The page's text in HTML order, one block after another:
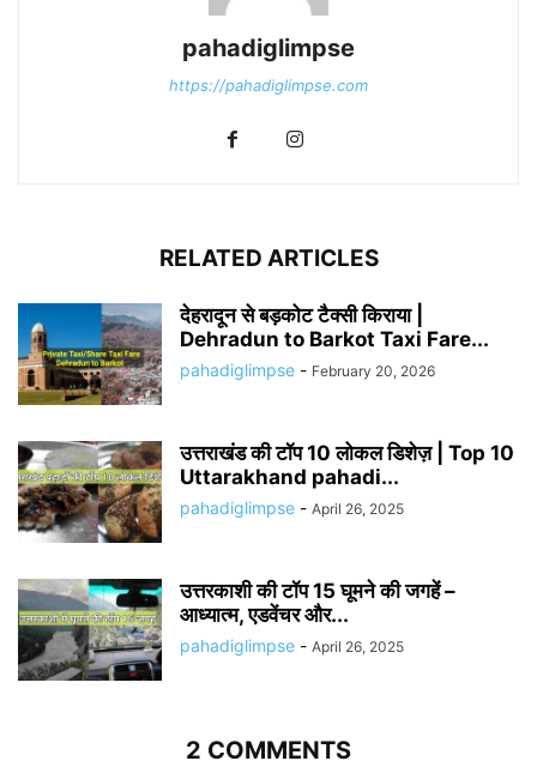
pahadiglimpse
https://pahadiglimpse.com
RELATED ARTICLES
देहरादून से बड़कोट टैक्सी किराया |
Dehradun to Barkot Taxi Fare...
pahadiglimpse - February 20, 2026
उत्तराखंड की टॉप 10 लोकल डिशेज़ | Top 10
Uttarakhand pahadi...
pahadiglimpse - April 26, 2025
उत्तरकाशी की टॉप 15 घूमने की जगहें –
आध्यात्म, एडवेंचर और...
pahadiglimpse - April 26, 2025
2 COMMENTS